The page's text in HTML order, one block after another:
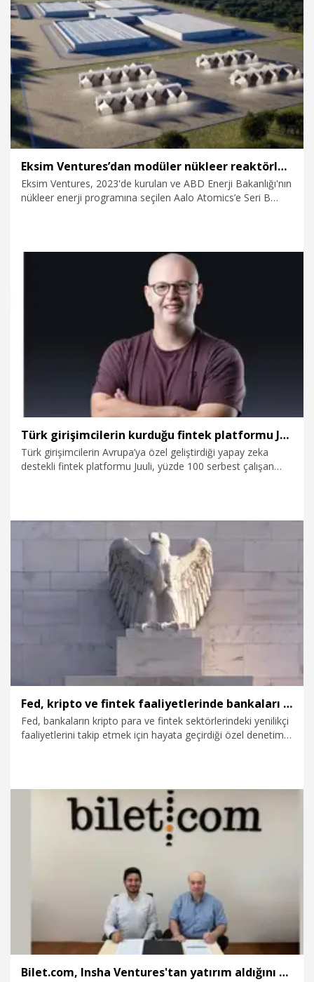
16.09.2025 Ekonomi
Eksim Ventures’dan modüler nükleer reaktörler yatırımı
Eksim Ventures, 2023'de kurulan ve ABD Enerji Bakanlığı'nın
nükleer enerji programına seçilen Aalo Atomics’e Seri B
Türk girişimcilerin kurduğu fintek platformu Juuli, 1 yılda 10 bin serbest çalışana ulaştığını duyurdu
Türk girişimcilerin Avrupa’ya özel geliştirdiği yapay zeka
destekli fintek platformu Juuli, yüzde 100 serbest çalışan
kanaldanödeme alabilmelerini sağlayan uygulama
işletmelerin de freelancer ekibini yönetmesini mümkün
18.08.2025 Kurumsal
Fed, kripto ve fintek faaliyetlerinde bankaları denetlemeye yönelik programını sonlandıracak
Fed, bankaların kripto para ve fintek sektörlerindeki yenilikçi
faaliyetlerini takip etmek için hayata geçirdiği özel denetim
Bilet.com, Insha Ventures'tan yatırım aldığını duyurdu